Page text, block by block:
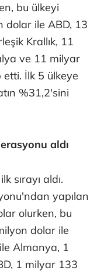
bu ülkeyi
dolar ile ABD, 13
Krallık, 11
ve 11 milyar
İlk 5 ülkeye
%31,2'sini
aldı
sırayı aldı.
yapılan
olurken, bu
dolar ile
Almanya, 1
1 milyar 133